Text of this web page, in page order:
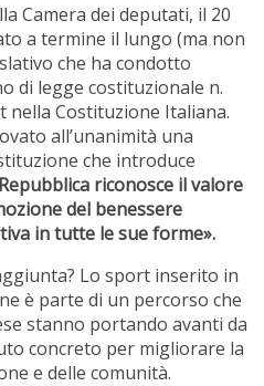
Camera dei deputati, il 20
a termine il lungo (ma non
che ha condotto
di legge costituzionale n.
nella Costituzione Italiana.
all’unanimità una
che introduce
riconosce il valore
del benessere
in tutte le sue forme».
Lo sport inserito in
è parte di un percorso che
stanno portando avanti da
concreto per migliorare la
e delle comunità.